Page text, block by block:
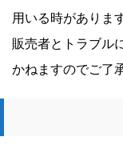
用いる時がありま
販売者とトラブル
かねますのでご了